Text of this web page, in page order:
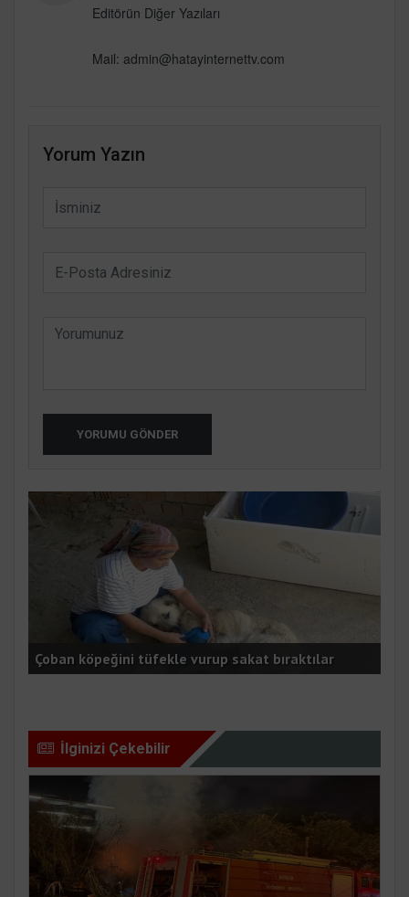
Editörün Diğer Yazıları
Mail: admin@hatayinternettv.com
Yorum Yazın
YORUMU GÖNDER
Çoban köpeğini tüfekle vurup sakat bıraktılar
İlginizi Çekebilir